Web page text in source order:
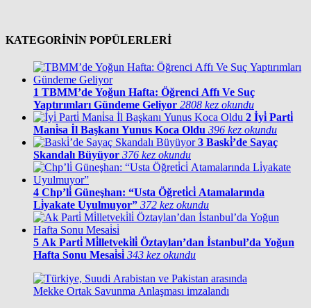
KATEGORİNİN POPÜLERLERİ
1 TBMM’de Yoğun Hafta: Öğrenci Affı Ve Suç
Yaptırımları Gündeme Geliyor 2808 kez okundu
2 İyi̇ Parti̇
Mani̇sa İl Başkanı Yunus Koca Oldu 396 kez okundu
3 Baski̇’de Sayaç
Skandalı Büyüyor 376 kez okundu
4 Chp’li̇ Güneşhan: “Usta Öğreti̇ci̇ Atamalarında
Li̇yakate Uyulmuyor” 372 kez okundu
5 Ak Parti̇ Mi̇lletveki̇li̇ Öztaylan’dan İstanbul’da Yoğun
Hafta Sonu Mesai̇si̇ 343 kez okundu